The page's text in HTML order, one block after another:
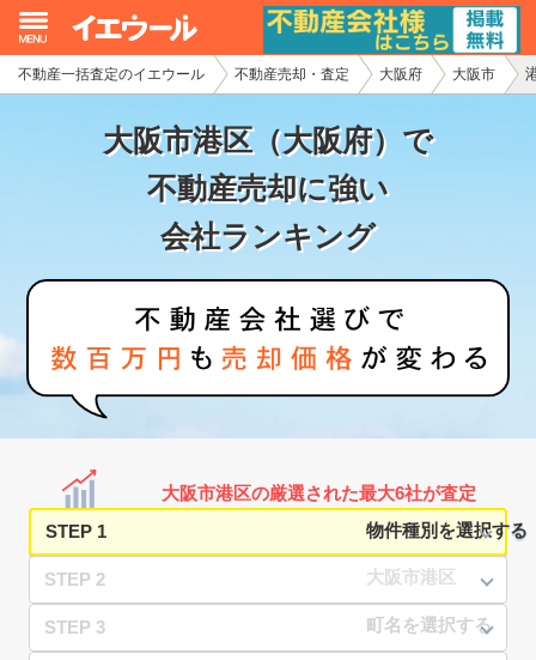
不動産一括査定のイエウール 不動産売却・査定 大阪府 大阪市
大阪市港区（大阪府）で
不動産売却に強い
会社ランキング
大阪市港区の厳選された最大6社が査定
STEP 1
STEP 2
STEP 3
イエウール加盟希望の不動産会社様
初めての方へ
不動産売却の流れ
家査定シミュレーター
お問い合わせ